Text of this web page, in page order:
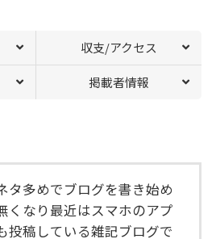
収支/アクセス
掲載者情報
タ多めでブログを書き始め
くなり最近はスマホのアプ
投稿している雑記ブログで